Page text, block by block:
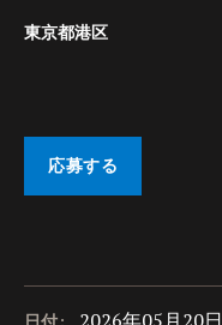
東京都港区
応募する